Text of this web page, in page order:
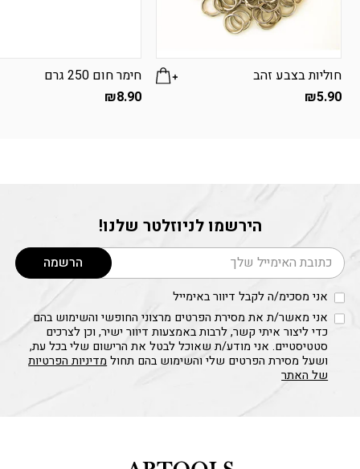
חוליות בצבע זהב
₪5.90
חימר חום 250 גרם
₪8.90
הירשמו לניוזלטר שלנו!
דוא׳׳ל הרשמה
אני מסכימ/ה לקבל דיוור באימייל
אני מאשר/ת את מסירת הפרטים מרצוני החופשי והשימוש בהם
כדי ליצור איתי קשר, לרבות באמצעות דיוור ישיר, וכן לצרכים
סטטיסטיים. אני מודע/ת שאוכל לבטל את הרישום שלי בכל עת,
ושעל מסירת הפרטים שלי והשימוש בהם תחולמדיניות הפרטיות
של האתר